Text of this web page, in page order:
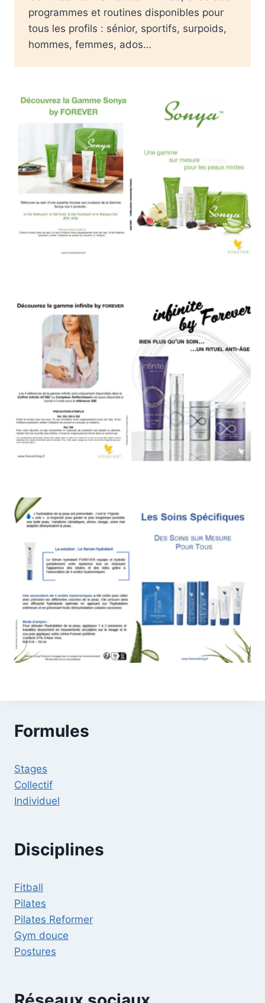
programmes et routines disponibles pour
tous les profils : sénior, sportifs, surpoids,
hommes, femmes, ados…
Formules
Stages
Collectif
Individuel
Disciplines
Fitball
Pilates
Pilates Reformer
Gym douce
Postures